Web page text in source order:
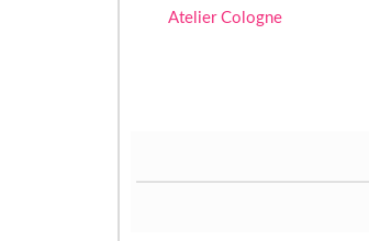
Atelier Cologne